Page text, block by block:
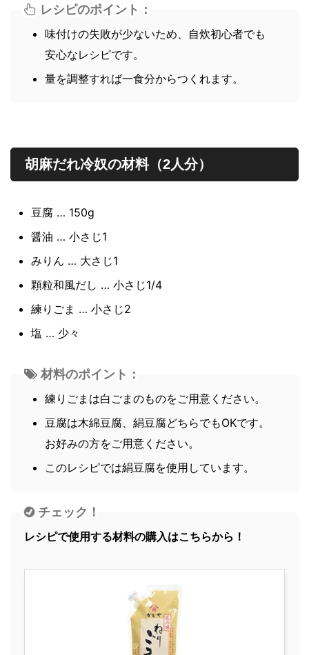
レシピのポイント：
味付けの失敗が少ないため、自炊初心者でも
安心なレシピです。
量を調整すれば一食分からつくれます。
胡麻だれ冷奴の材料（2人分）
豆腐 … 150g
醤油 … 小さじ1
みりん … 大さじ1
顆粒和風だし … 小さじ1/4
練りごま … 小さじ2
塩 … 少々
材料のポイント：
練りごまは白ごまのものをご用意ください。
豆腐は木綿豆腐、絹豆腐どちらでもOKです。
お好みの方をご用意ください。
このレシピでは絹豆腐を使用しています。
チェック！
レシピで使用する材料の購入はこちらから！